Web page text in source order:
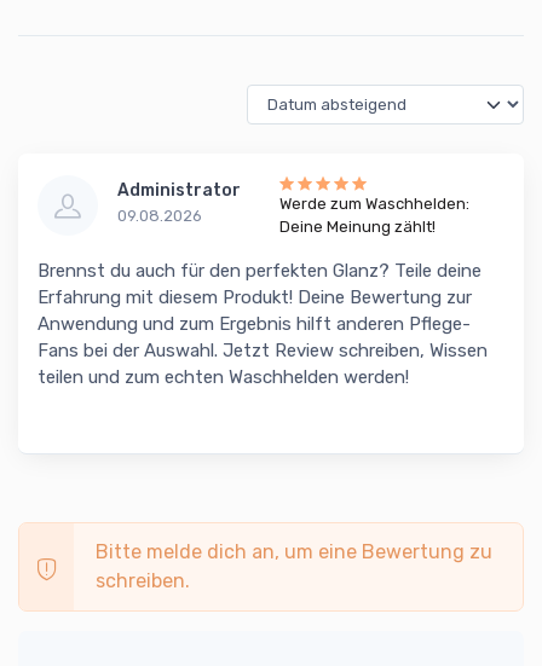
Administrator
09.08.2026
Werde zum Waschhelden:
Deine Meinung zählt!
Brennst du auch für den perfekten Glanz? Teile deine
Erfahrung mit diesem Produkt! Deine Bewertung zur
Anwendung und zum Ergebnis hilft anderen Pflege-
Fans bei der Auswahl. Jetzt Review schreiben, Wissen
teilen und zum echten Waschhelden werden!
Bitte melde dich an, um eine Bewertung zu
schreiben.